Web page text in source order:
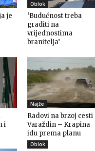
je
Oblok
‘Budućnost treba
graditi na
vrijednostima
branitelja’
i
Najže
Radovi na brzoj cesti
Varaždin – Krapina
idu prema planu
Oblok